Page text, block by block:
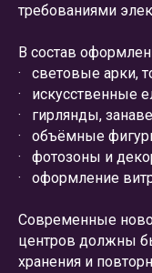
требованиями
В состав
· световые арки,
· искусственные
· гирлянды,
· объёмные
· фотозоны и
· оформление
Современные
центров должны
хранения и